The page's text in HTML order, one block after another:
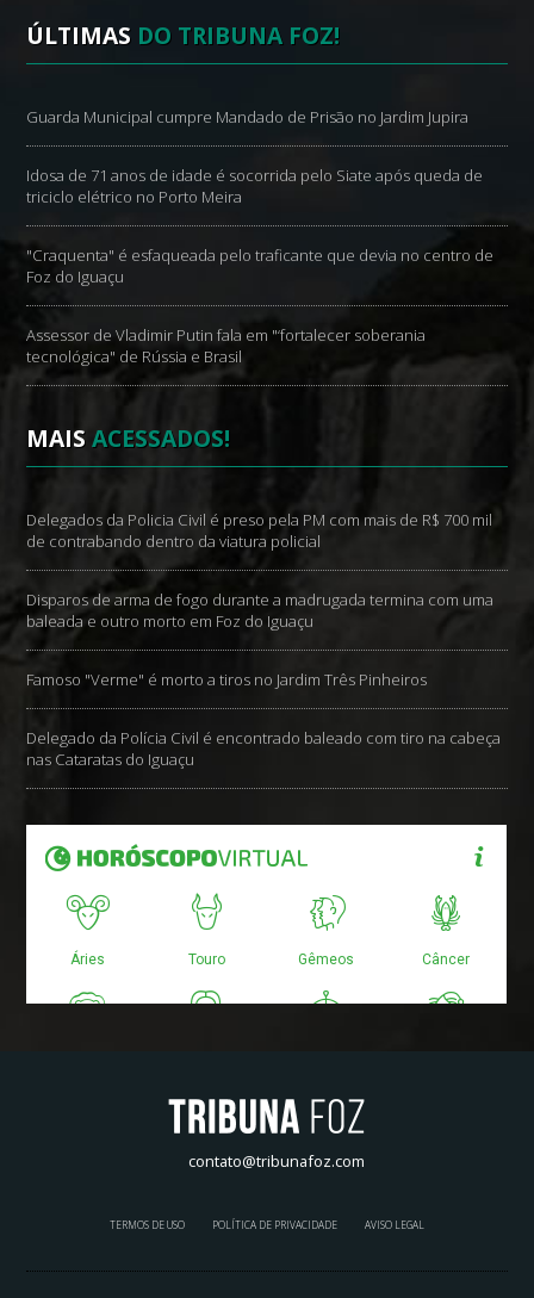
ÚLTIMAS DO TRIBUNA FOZ!
Guarda Municipal cumpre Mandado de Prisão no Jardim Jupira
Idosa de 71 anos de idade é socorrida pelo Siate após queda de
triciclo elétrico no Porto Meira
"Craquenta" é esfaqueada pelo traficante que devia no centro de
Foz do Iguaçu
Assessor de Vladimir Putin fala em "‘fortalecer soberania
tecnológica" de Rússia e Brasil
MAISACESSADOS!
Delegados da Policia Civil é preso pela PM com mais de R$ 700 mil
de contrabando dentro da viatura policial
Disparos de arma de fogo durante a madrugada termina com uma
baleada e outro morto em Foz do Iguaçu
Famoso "Verme" é morto a tiros no Jardim Três Pinheiros
Delegado da Polícia Civil é encontrado baleado com tiro na cabeça
nas Cataratas do Iguaçu
contato@tribunafoz.com
TERMOS DE USO POLÍTICA DE PRIVACIDADE AVISO LEGAL